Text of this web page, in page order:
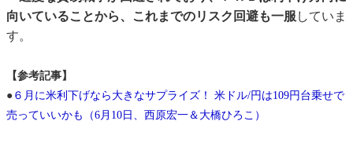
向いていることから、これまでのリスク回避も一服 していま
す。
【参考記事】
● ６月に米利下げなら大きなサプライズ！ 米ドル/円は109円台乗せで
売っていいかも（6月10日、西原宏一＆大橋ひろこ）